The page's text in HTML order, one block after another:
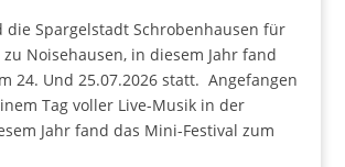
die Spargelstadt Schrobenhausen für
Noisehausen, in diesem Jahr fand
24. Und 25.07.2026 statt. Angefangen
Tag voller Live-Musik in der
Jahr fand das Mini-Festival zum